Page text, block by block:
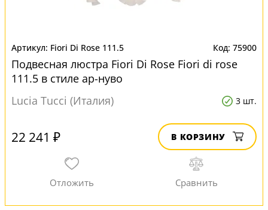
Fiori Di Rose 111.5 75900
Подвесная люстра Fiori Di Rose Fiori di rose
111.5 в стиле ар-нуво
Lucia Tucci (Италия)
3 шт.
22 241 ₽ В КОРЗИНУ